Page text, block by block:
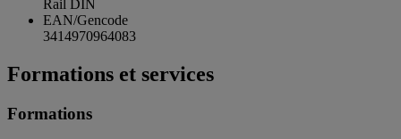
Rail DIN
EAN/Gencode
3414970964083
Formations et services
Formations